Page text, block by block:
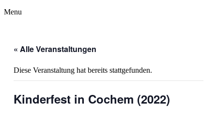
Menu
« Alle Veranstaltungen
Diese Veranstaltung hat bereits stattgefunden.
Kinderfest in Cochem (2022)